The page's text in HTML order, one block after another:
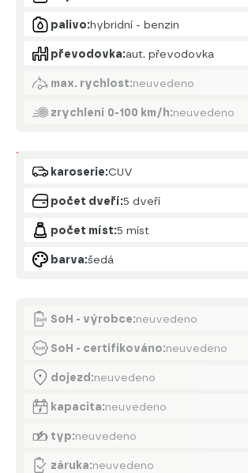
palivo:hybridní - benzin
převodovka:aut. převodovka
max. rychlost:neuvedeno
zrychlení 0-100 km/h:neuvedeno
Karoserie
karoserie:CUV
počet dveří:5 dveří
počet míst:5 míst
barva:šedá
SoH - výrobce:neuvedeno
SoH - certifikováno:neuvedeno
dojezd:neuvedeno
kapacita:neuvedeno
typ:neuvedeno
záruka:neuvedeno